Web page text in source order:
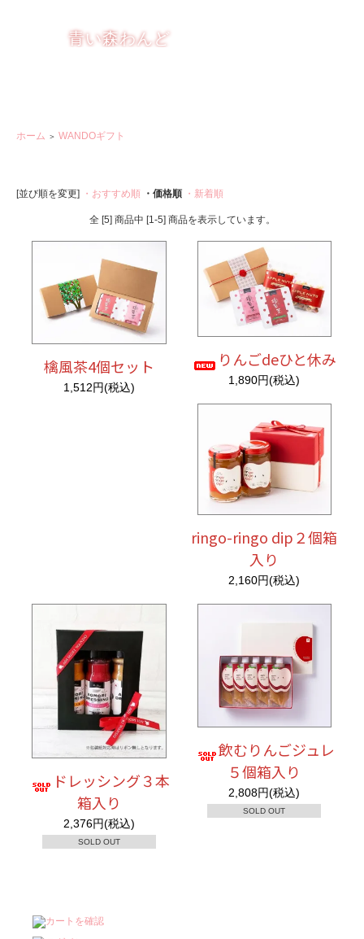
青い森わんど
ホーム ＞ WANDOギフト
[並び順を変更] ・おすすめ順 ・価格順 ・新着順
全 [5] 商品中 [1-5] 商品を表示しています。
檎風茶4個セット
1,512円(税込)
りんごdeひと休み
1,890円(税込)
ringo-ringo dip２個箱
入り
2,160円(税込)
ドレッシング３本
箱入り
2,376円(税込)
SOLD OUT
飲むりんごジュレ
５個箱入り
2,808円(税込)
SOLD OUT